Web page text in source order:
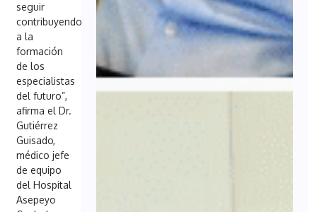
seguir
contribuyendo
a la
formación
de los
especialistas
del futuro”,
afirma el Dr.
Gutiérrez
Guisado,
médico jefe
de equipo
del Hospital
Asepeyo